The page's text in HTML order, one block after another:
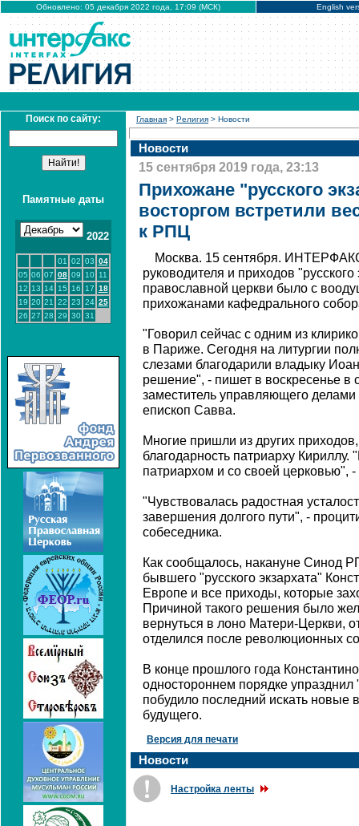
Обновлено: 05 декабря 2022 года, 17:09 (МСК) English
Поиск по сайту:
Памятные даты
2022
01 02 03 04
05 06 07 08 09 10
11
12 13 14 15 16 17 18
19 20 21 22 23 24 25
26 27 28 29 30 31
Главная > Религия > Новости
Новости
15 сентября 2019 года, 23:13
Прихожане "русского
восторгом встретили
к РПЦ
Москва. 15 сентября.
руководителя и приходов
православной церкви было с
прихожанами кафедрального
"Говорил сейчас с одним из
в Париже. Сегодня на литургии
слезами благодарили владыку
решение", - пишет в воскресенье в
заместитель управляющего
епископ Савва.
Многие пришли из других
благодарность патриарху
патриархом и со своей церковью",
"Чувствовалась радостная
завершения долгого пути", -
собеседника.
Как сообщалось, накануне Синод
бывшего "русского экзархата"
Европе и все приходы, которые
Причиной такого решения было
вернуться в лоно Матери-Церкви,
отделился после революционных
В конце прошлого года
одностороннем порядке упразднил
побудило последний искать новые
будущего.
Версия для печати
Новости
Настройка ленты